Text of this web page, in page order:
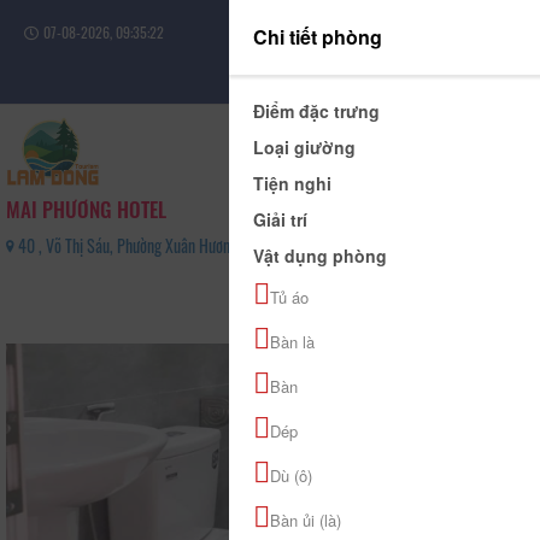
07-08-2026, 09:35:22
Đăng nhập
MAI PHƯƠNG HOTEL
40 , Võ Thị Sáu, Phường Xuân Hương - Đà Lạt, Tỉnh Lâm Đồng - 0989374449
Chi tiết phòng
Điểm đặc trưng
Loại giường
Tiện nghi
Giải trí
Vật dụng phòng
Tủ áo
Bàn là
Bàn
Dép
Dù (ô)
Bàn ủi (là)